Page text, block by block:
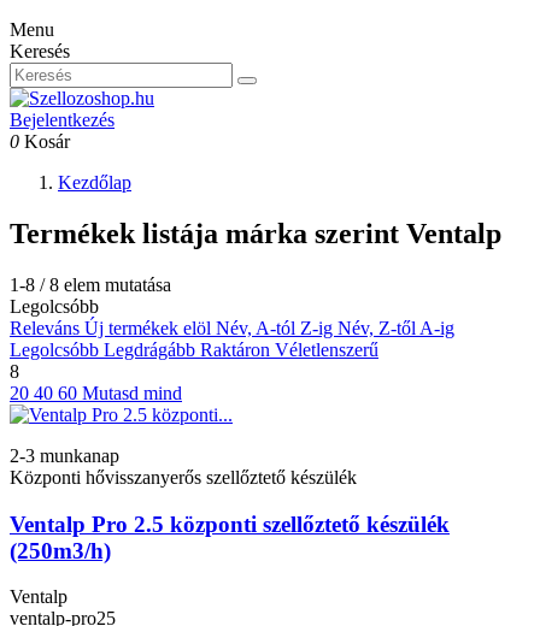
Menu
Keresés
Bejelentkezés
0 Kosár
Kezdőlap
Termékek listája márka szerint Ventalp
1-8 / 8 elem mutatása
Legolcsóbb
Releváns Új termékek elöl Név, A-tól Z-ig Név, Z-től A-ig
Legolcsóbb Legdrágább Raktáron Véletlenszerű
8
20 40 60 Mutasd mind
2-3 munkanap
Központi hővisszanyerős szellőztető készülék
Ventalp Pro 2.5 központi szellőztető készülék
(250m3/h)
Ventalp
ventalp-pro25